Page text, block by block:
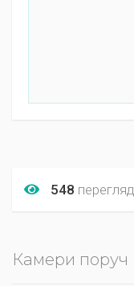
548
Камери поруч